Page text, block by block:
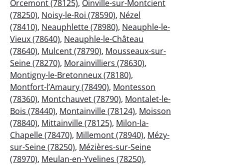
Orcemont (78125), Oinville-sur-Montcient
(78250), Noisy-le-Roi (78590), Nézel
(78410), Neauphlette (78980), Neauphle-le-
Vieux (78640), Neauphle-le-Château
(78640), Mulcent (78790), Mousseaux-sur-
Seine (78270), Morainvilliers (78630),
Montigny-le-Bretonneux (78180),
Montfort-l’Amaury (78490), Montesson
(78360), Montchauvet (78790), Montalet-le-
Bois (78440), Montainville (78124), Moisson
(78840), Mittainville (78125), Milon-la-
Chapelle (78470), Millemont (78940), Mézy-
sur-Seine (78250), Mézières-sur-Seine
(78970), Meulan-en-Yvelines (78250),